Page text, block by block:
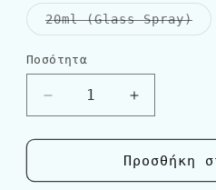
20ml (Glass Spray)Η
Ποσότητα
Ποσότητα
Μείωση
ποσότητας
για
Rabanne
Αύξηση
ποσότητας
για
Paco
Rabanne
Προσθήκη